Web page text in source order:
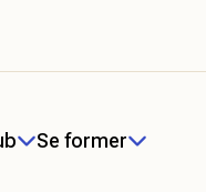
Se former